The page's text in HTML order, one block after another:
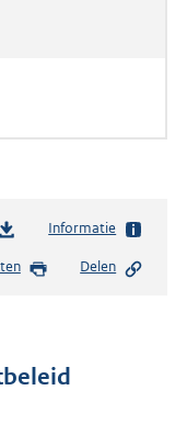
Informatie
Delen